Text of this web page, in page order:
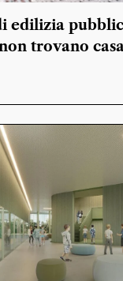
edilizia
trovano